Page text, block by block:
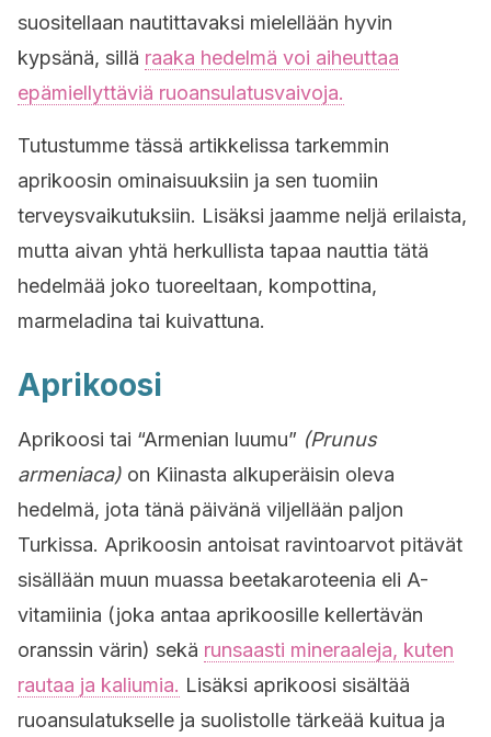
suositellaan nautittavaksi mielellään hyvin
kypsänä, sillä raaka hedelmä voi aiheuttaa
epämiellyttäviä ruoansulatusvaivoja.
Tutustumme tässä artikkelissa tarkemmin
aprikoosin ominaisuuksiin ja sen tuomiin
terveysvaikutuksiin. Lisäksi jaamme neljä erilaista,
mutta aivan yhtä herkullista tapaa nauttia tätä
hedelmää joko tuoreeltaan, kompottina,
marmeladina tai kuivattuna.
Aprikoosi
Aprikoosi tai “Armenian luumu” (Prunus
armeniaca) on Kiinasta alkuperäisin oleva
hedelmä, jota tänä päivänä viljellään paljon
Turkissa. Aprikoosin antoisat ravintoarvot pitävät
sisällään muun muassa beetakaroteenia eli A-
vitamiinia (joka antaa aprikoosille kellertävän
oranssin värin) sekä runsaasti mineraaleja, kuten
rautaa ja kaliumia. Lisäksi aprikoosi sisältää
ruoansulatukselle ja suolistolle tärkeää kuitua ja